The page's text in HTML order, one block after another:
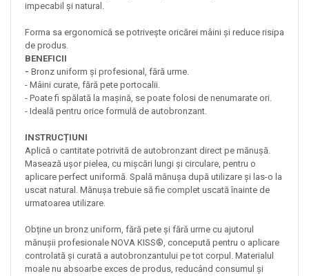
impecabil și natural.
Forma sa ergonomică se potrivește oricărei mâini și reduce risipa
de produs.
BENEFICII
- Bronz uniform și profesional, fără urme.
- Mâini curate, fără pete portocalii.
- Poate fi spălată la mașină, se poate folosi de nenumarate ori.
- Ideală pentru orice formulă de autobronzant.
INSTRUCȚIUNI
Aplică o cantitate potrivită de autobronzant direct pe mănușă.
Masează ușor pielea, cu mișcări lungi și circulare, pentru o
aplicare perfect uniformă. Spală mănușa după utilizare și las-o la
uscat natural. Mănușa trebuie să fie complet uscată înainte de
urmatoarea utilizare.
Obține un bronz uniform, fără pete și fără urme cu ajutorul
mănușii profesionale NOVA KISS®, concepută pentru o aplicare
controlată și curată a autobronzantului pe tot corpul. Materialul
moale nu absoarbe exces de produs, reducând consumul și